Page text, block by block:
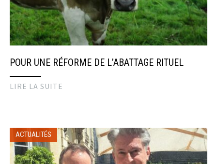
POUR UNE RÉFORME DE L’ABATTAGE RITUEL
LIRE LA SUITE
ACTUALITÉS